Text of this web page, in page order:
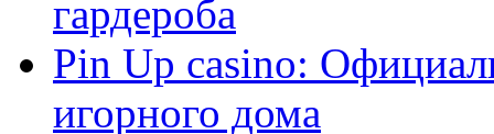
гардероба
Pin Up casino:
игорного дома